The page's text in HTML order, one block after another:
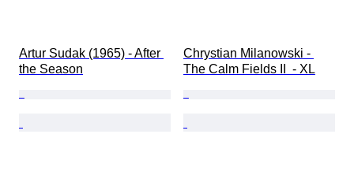
Artur Sudak (1965) - After
the Season
Chrystian Milanowski -
The Calm Fields II  - XL